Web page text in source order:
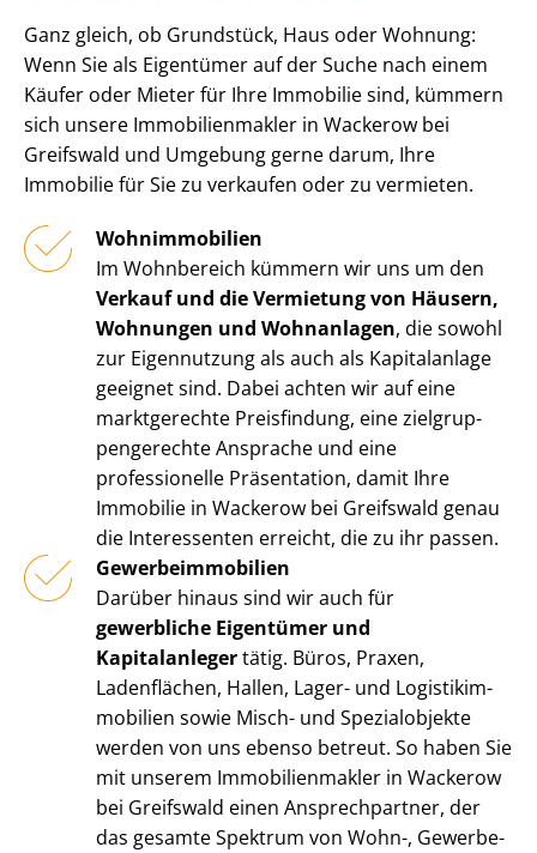
Ganz gleich, ob Grundstück, Haus oder Wohnung:
Wenn Sie als Eigentümer auf der Suche nach einem
Käufer oder Mieter für Ihre Immobilie sind, kümmern
sich unsere Im­mo­bi­li­en­mak­ler in Wackerow bei
Greifswald und Umgebung gerne darum, Ihre
Immobilie für Sie zu verkaufen oder zu vermieten.
Wohnimmobilien
Im Wohnbereich kümmern wir uns um den
Verkauf und die Vermietung von Häusern,
Wohnungen und Wohnanlagen, die sowohl
zur Eigennutzung als auch als Kapitalanlage
geeignet sind. Dabei achten wir auf eine
marktgerechte Preisfindung, eine ziel­grup­
pen­ge­rech­te Ansprache und eine
professionelle Präsentation, damit Ihre
Immobilie in Wackerow bei Greifswald genau
die Interessenten erreicht, die zu ihr passen.
Ge­wer­be­im­mo­bi­li­en
Darüber hinaus sind wir auch für
gewerbliche Eigentümer und
Kapitalanlegertätig. Büros, Praxen,
Ladenflächen, Hallen, Lager- und Lo­gis­tik­im­
mo­bi­li­en sowie Misch- und Spezialobjekte
werden von uns ebenso betreut. So haben Sie
mit unserem Im­mo­bi­li­en­mak­ler in Wackerow
bei Greifswald einen Ansprechpartner, der
das gesamte Spektrum von Wohn-, Gewerbe-